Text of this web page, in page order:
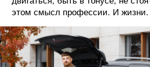
этом смысл профессии. И жизни.